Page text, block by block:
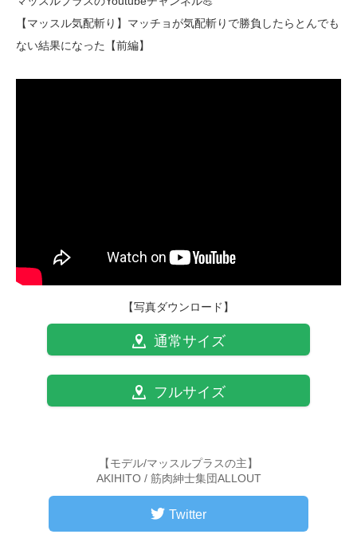
【マッスル気配斬り】マッチョが気配斬りで勝負したらとんでも
ない結果になった【前編】
【写真ダウンロード】
通常サイズ
フルサイズ
【モデル/マッスルプラスの主】
AKIHITO / 筋肉紳士集団ALLOUT
Twitter